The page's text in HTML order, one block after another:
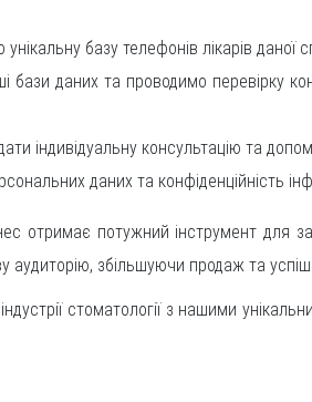
базу телефонів лікарів даної
бази даних та проводимо перевірку
індивідуальну консультацію та
даних та конфіденційність
отримає потужний інструмент для
збільшуючи продаж та
стоматології з нашими